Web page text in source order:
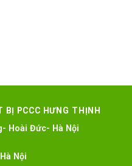
PCCC HƯNG THỊNH
Hoài Đức- Hà Nội
Nội